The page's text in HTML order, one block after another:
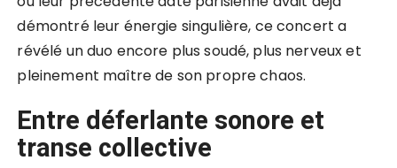
démontré leur énergie singulière, ce concert a
révélé un duo encore plus soudé, plus nerveux et
pleinement maître de son propre chaos.
Entre déferlante sonore et
transe collective